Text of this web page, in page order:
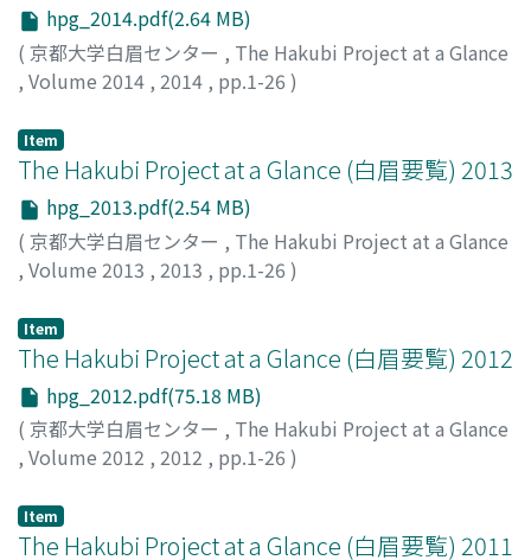
hpg_2014.pdf(2.64 MB)
( 京都大学白眉センター , The Hakubi Project at a Glance
, Volume 2014 , 2014 , pp.1-26 )
Item
The Hakubi Project at a Glance (白眉要覧) 2013
hpg_2013.pdf(2.54 MB)
( 京都大学白眉センター , The Hakubi Project at a Glance
, Volume 2013 , 2013 , pp.1-26 )
Item
The Hakubi Project at a Glance (白眉要覧) 2012
hpg_2012.pdf(75.18 MB)
( 京都大学白眉センター , The Hakubi Project at a Glance
, Volume 2012 , 2012 , pp.1-26 )
Item
The Hakubi Project at a Glance (白眉要覧) 2011